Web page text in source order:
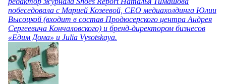
побеседовала с Марией Козеевой, СЕО медиахолдинга Юлии
Высоцкой (входит в состав Продюсерского центра Андрея
Сергеевича Кончаловского) и бренд-директором бизнесов
«Едим Дома» и Julia Vysotskaya.